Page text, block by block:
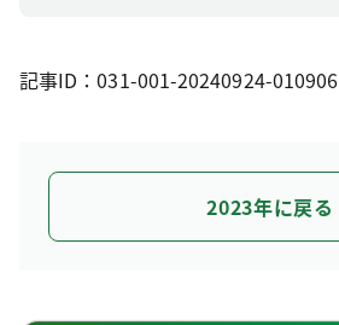
記事ID：031-001-20240924-010906
2023年に戻る